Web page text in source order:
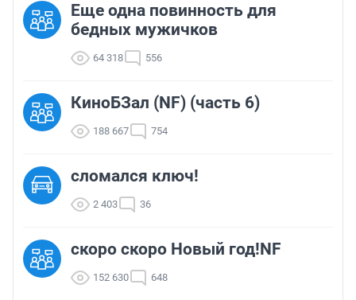
Еще одна повинность для
бедных мужичков
64 318 556
КиноБЗал (NF) (часть 6)
188 667 754
сломался ключ!
2 403 36
скоро скоро Новый год!NF
152 630 648